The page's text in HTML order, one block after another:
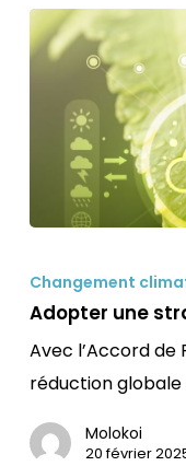
une
stratégie
bas
carbone
Changement
Adopter une
Avec l’Accord de
réduction globale
Molokoi
20 février